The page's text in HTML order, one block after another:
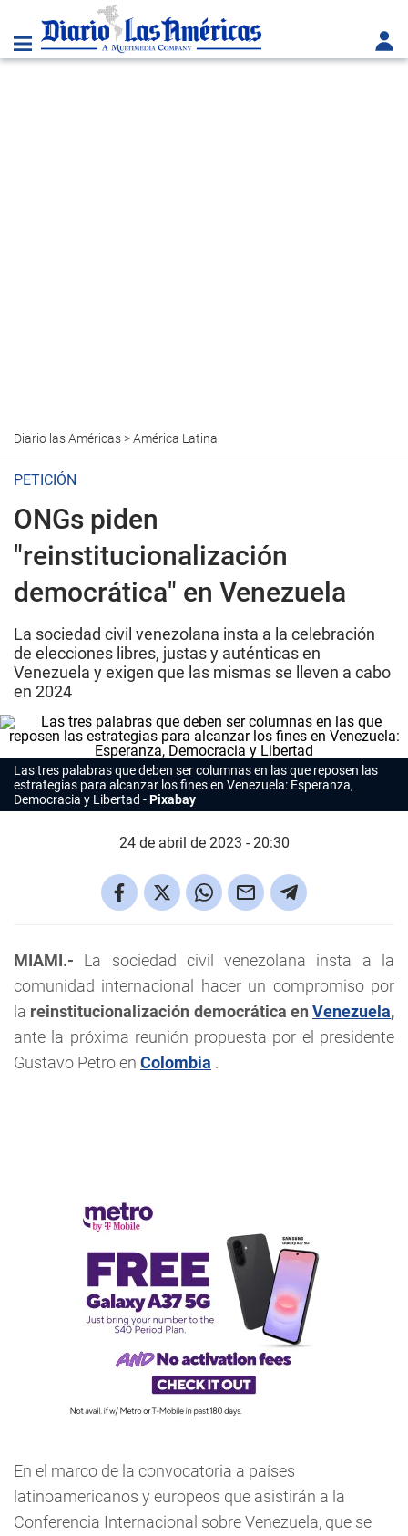
Diario las Américas>América Latina
PETICIÓN
ONGs piden
"reinstitucionalización
democrática" en Venezuela
La sociedad civil venezolana insta a la celebración
de elecciones libres, justas y auténticas en
Venezuela y exigen que las mismas se lleven a cabo
en 2024
Las tres palabras que deben ser columnas en las que reposen las
estrategias para alcanzar los fines en Venezuela: Esperanza,
Democracia y Libertad
Pixabay
24 de abril de 2023 - 20:30
MIAMI.- La sociedad civil venezolana insta a la
comunidad internacional hacer un compromiso por
la reinstitucionalización democrática en Venezuela,
ante la próxima reunión propuesta por el presidente
Gustavo Petro en Colombia .
En el marco de la convocatoria a países
latinoamericanos y europeos que asistirán a la
Conferencia Internacional sobre Venezuela, que se